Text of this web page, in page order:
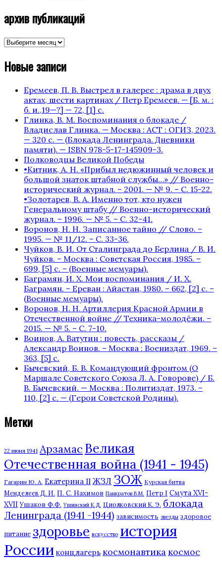
архив публикаций
архив
Новые записи
Еремеев, П. В. Выстрел в галерее : драма в двух
актах, шести картинах / Петр Еремеев. — [Б. м. :
б. и.,19—?] — 72, [1] с.
Глинка, В. М. Воспоминания о блокаде /
Владислав Глинка. — Москва : АСТ : ОГИЗ, 2023.
— 320 с. — (Блокада Ленинграда. Дневники
памяти). — ISBN 978-5-17-145909-3.
Полководцы Великой Победы
•Китник, А. Н. «Прибыл недюжинный человек и
большой знаток штабной службы…» // Военно-
исторический журнал. – 2001. — № 9. – С. 15-22.
•Золотарев, В. А. Именно тот, кто нужен
Генеральному штабу // Военно-исторический
журнал. – 1996. — № 5. – С. 32-41.
Воронов, Н. Н. Записанное тайно // Слово. –
1995. — № 11/12. – С. 33-36.
Чуйков, В. И. От Сталинграда до Берлина / В. И.
Чуйков. – Москва : Советская Россия, 1985. –
699, [5] с. – (Военные мемуары).
Баграмян, И. Х. Мои воспоминания / И. Х.
Баграмян. – Ереван : Айастан, 1980. – 662, [2] c. –
(Военные мемуары).
Воронов, Н. Н. Артиллерия Красной Армии в
Отечественной войне // Техника-молодёжи. –
2015. — № 5. – С. 7-10.
Воинов, А. Ватутин : повесть, рассказы /
Александр Воинов. – Москва : Воениздат, 1969. –
363, [5] с.
Бычевский, Б. В. Командующий фронтом (О
Маршале Советского Союза Л. А. Говорове) / Б.
В. Бычевский. — Москва : Политиздат, 1973. –
110, [2] с. — (Герои Советской Родины).
Метки
22 июня 1941 Арзамас Великая
Отечественная война (1941 - 1945)
Гагарин Ю. А. Екатерина II ЖЗЛ ЗОЖ Курская битва
Менделеев Д. И. П. С. Нахимов Панкратов В.М. Петр I Смута XVI-
XVII Ушаков Ф.Ф. Ушинский К.Д. Циолковский К. Э. блокада
Ленинграда (1941 -1944) зависимость звезды здоровое
питание здоровье искусство история
России концлагерь космонавтика космос